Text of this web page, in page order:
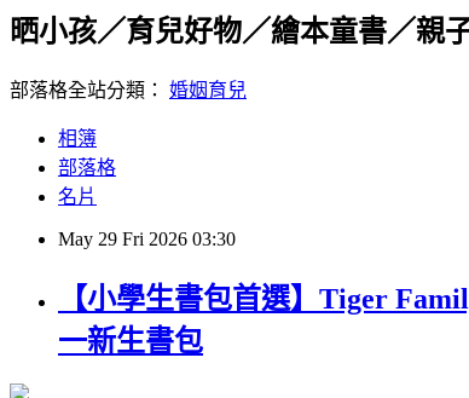
晒小孩／育兒好物／繪本童書／親
部落格全站分類： 婚姻育兒
相簿
部落格
名片
May 29 Fri 2026 03:30
【小學生書包首選】Tiger
一新生書包